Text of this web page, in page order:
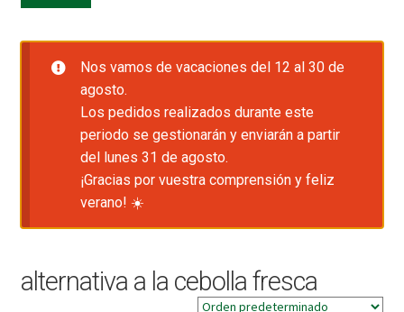
Nos vamos de vacaciones del 12 al 30 de
agosto.
Los pedidos realizados durante este
periodo se gestionarán y enviarán a partir
del lunes 31 de agosto.
¡Gracias por vuestra comprensión y feliz
verano! ☀️
alternativa a la cebolla fresca